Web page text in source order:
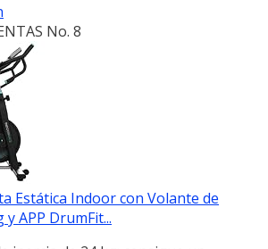
No. 8
Estática Indoor con Volante de
APP DrumFit...